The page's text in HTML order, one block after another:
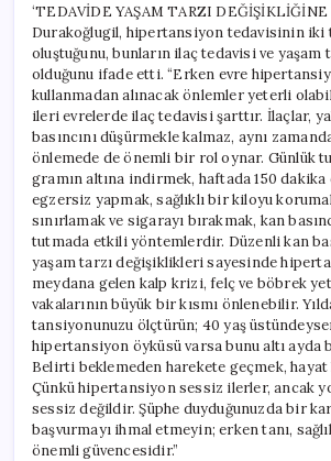
‘TEDAVİDE YAŞAM TARZI
Durakoğlugil, hipertansiyon tedavisinin iki
oluştuğunu, bunların ilaç tedavisi ve yaşam
olduğunu ifade etti. “Erken evre
kullanmadan alınacak önlemler yeterli
ileri evrelerde ilaç tedavisi şarttır. İlaçlar,
basıncını düşürmekle kalmaz, aynı
önlemede de önemli bir rol oynar. Günlük
gramın altına indirmek, haftada 150
egzersiz yapmak, sağlıklı bir kiloyu
sınırlamak ve sigarayı bırakmak, kan
tutmada etkili yöntemlerdir. Düzenli kan
yaşam tarzı değişiklikleri sayesinde
meydana gelen kalp krizi, felç ve böbrek
vakalarının büyük bir kısmı önlenebilir.
tansiyonunuzu ölçtürün; 40 yaş
hipertansiyon öyküsü varsa bunu altı ayda
Belirti beklemeden harekete geçmek, hayat
Çünkü hipertansiyon sessiz ilerler, ancak
sessiz değildir. Şüphe duyduğunuzda bir
başvurmayı ihmal etmeyin; erken tanı,
önemli güvencesidir.”